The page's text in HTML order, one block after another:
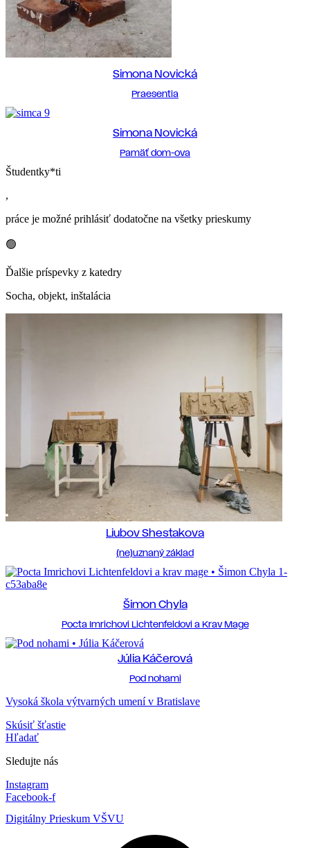
Simona Novická
Praesentia
Simona Novická
Pamäť dom-ova
Študentky*ti
,
práce je možné prihlásiť dodatočne na všetky prieskumy
🟢
Ďalšie príspevky z katedry
Socha, objekt, inštalácia
Liubov Shestakova
(ne)uznaný základ
Šimon Chyla
Pocta Imrichovi Lichtenfeldovi a Krav Mage
Júlia Káčerová
Pod nohami
Vysoká škola výtvarných umení v Bratislave
Skúsiť šťastie
Hľadať
Sledujte nás
Instagram
Facebook-f
Digitálny Prieskum VŠVU